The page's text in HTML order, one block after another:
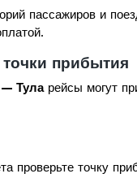
пассажиров и
прибытия
— Туларейсы могут
проверьте точку